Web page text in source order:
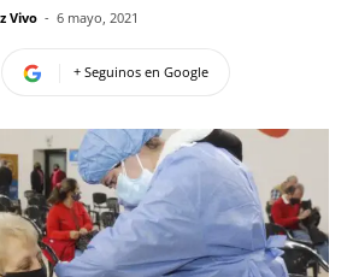
Vivo - 6 mayo, 2021
+ Seguinos en Google